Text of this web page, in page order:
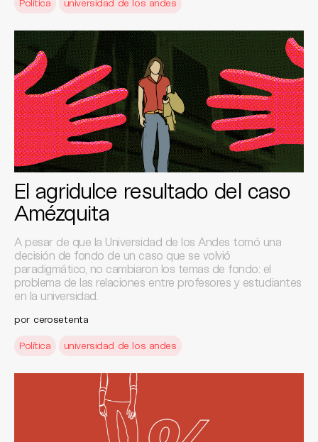
Política universidad de los andes
El agridulce resultado del caso
Amézquita
A pesar de que la Universidad de los Andes tomó una
decisión de fondo de un caso que se volvió
paradigmático, no cambiaron los temas de fondo: el
problema de las relaciones entre profesores y estudiantes
en la universidad.
por cerosetenta
Política universidad de los andes